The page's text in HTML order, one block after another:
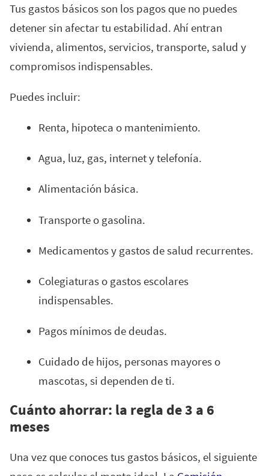
Tus gastos básicos son los pagos que no puedes
detener sin afectar tu estabilidad. Ahí entran
vivienda, alimentos, servicios, transporte, salud y
compromisos indispensables.
Puedes incluir:
Renta, hipoteca o mantenimiento.
Agua, luz, gas, internet y telefonía.
Alimentación básica.
Transporte o gasolina.
Medicamentos y gastos de salud recurrentes.
Colegiaturas o gastos escolares
indispensables.
Pagos mínimos de deudas.
Cuidado de hijos, personas mayores o
mascotas, si dependen de ti.
Cuánto ahorrar: la regla de 3 a 6
meses
Una vez que conoces tus gastos básicos, el siguiente